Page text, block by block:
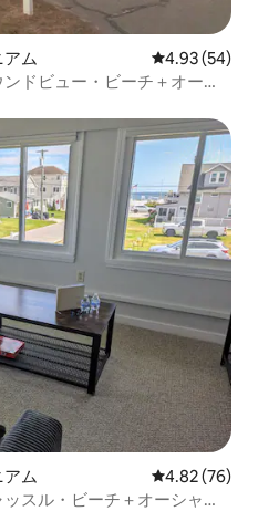
ム レビュー54
4.93 (54)
ドビュー・ビーチ＋オーシ
ム レビュー76
4.82 (76)
スル・ビーチ＋オーシャン